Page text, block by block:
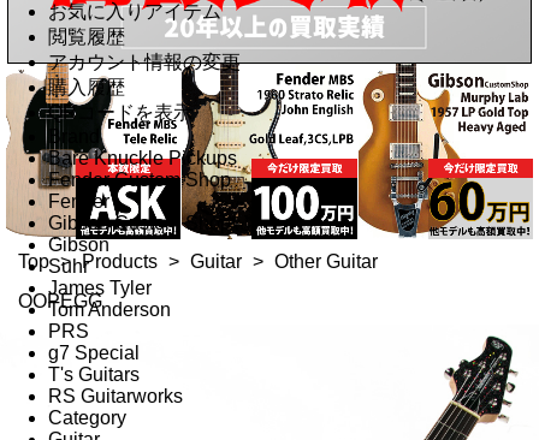
お気に入りアイテム
閲覧履歴
アカウント情報の変更
購入履歴
QRコードを表示
Brand
Bare Knuckle Pickups
Fender Custom Shop
Fender
Gibson Custom Shop
Gibson
Suhr
James Tyler
Tom Anderson
PRS
g7 Special
T's Guitars
RS Guitarworks
Category
Top > Products > Guitar > Other Guitar
OOPEGG